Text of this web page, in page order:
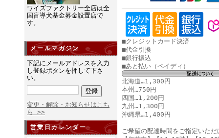
ワイズファクトリー全店は全
国盲導犬基金募金設置店で
す。
メールマガジン
下記にメールアドレスを入力
し登録ボタンを押して下さ
い。
変更・解除・お知らせはこち
ら >>
営業日カレンダー
■クレジットカード決済
■代金引換
■銀行振込
■あと払い（ペイディ）
北海道…1,300円
本州…750円
四国…1,200円
九州…1,300円
沖縄県…1,400円
ご希望の配達時間をご指定いただ